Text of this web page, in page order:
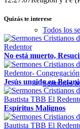
Todos los
Sermones
Quizás te interese
No está muerto,
Jesús ungido en
Espíritus Malignos